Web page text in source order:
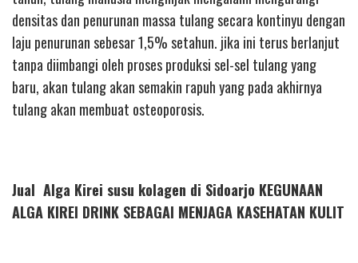
densitas dan penurunan massa tulang secara kontinyu dengan
laju penurunan sebesar 1,5% setahun. jika ini terus berlanjut
tanpa diimbangi oleh proses produksi sel-sel tulang yang
baru, akan tulang akan semakin rapuh yang pada akhirnya
tulang akan membuat osteoporosis.
Jual Alga Kirei susu kolagen di Sidoarjo KEGUNAAN
ALGA KIREI DRINK SEBAGAI MENJAGA KASEHATAN KULIT